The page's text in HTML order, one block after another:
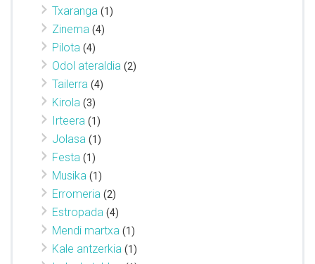
Txaranga (1)
Zinema (4)
Pilota (4)
Odol ateraldia (2)
Tailerra (4)
Kirola (3)
Irteera (1)
Jolasa (1)
Festa (1)
Musika (1)
Erromeria (2)
Estropada (4)
Mendi martxa (1)
Kale antzerkia (1)